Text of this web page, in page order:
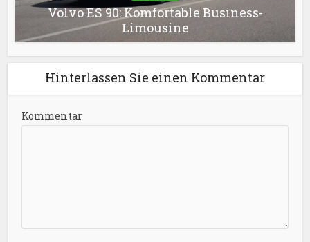
Volvo ES 90: Komfortable Business-
Limousine
Hinterlassen Sie einen Kommentar
Kommentar